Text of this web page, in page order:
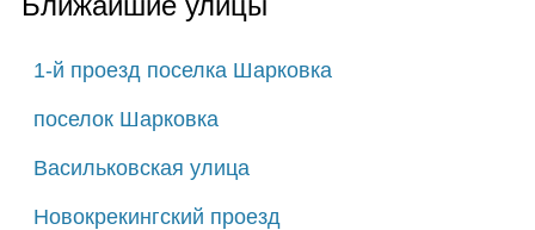
1-й проезд поселка Шарковка
поселок Шарковка
Васильковская улица
Новокрекингский проезд